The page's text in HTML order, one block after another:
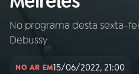
Início
INÍCIO
No programa desta sexta-
Debussy
NO AR EM15/06/2022, 21:00